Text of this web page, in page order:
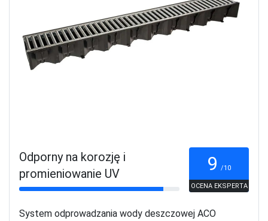
Odporny na korozję i
promieniowanie UV
9 /10
OCENA EKSPERTA
System odprowadzania wody deszczowej ACO